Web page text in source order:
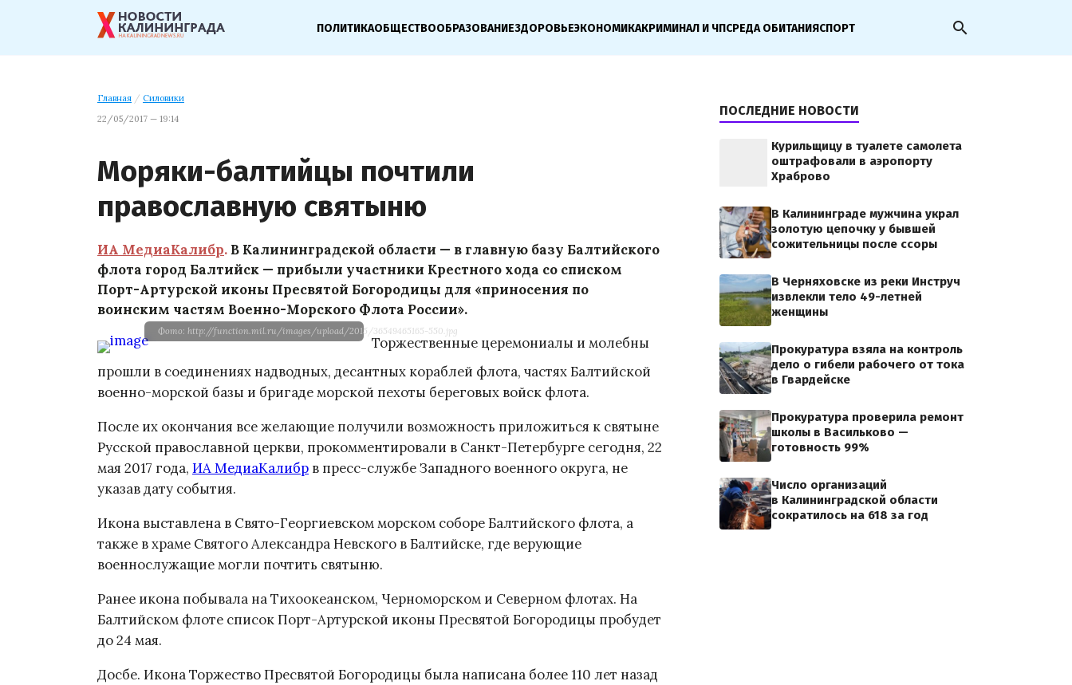
ПОЛИТИКАОБЩЕСТВООБРАЗОВАНИЕЗДОРОВЬЕЭКОНОМИКАКРИМИНАЛ И ЧПСРЕДА ОБИТАНИЯСПОРТ search
Главная / Силовики
22/05/2017 — 19:14
Моряки-балтийцы почтили
православную святыню
ИА МедиаКалибр. В Калининградской области — в главную базу Балтийского
флота город Балтийск — прибыли участники Крестного хода со списком
Порт-Артурской иконы Пресвятой Богородицы для «приносения по
воинским частям Военно-Морского Флота России».
Фото: http://function.mil.ru/images/upload/2015/36549465165-550.jpg
Торжественные церемониалы и молебны
прошли в соединениях надводных, десантных кораблей флота, частях Балтийской
военно-морской базы и бригаде морской пехоты береговых войск флота.
После их окончания все желающие получили возможность приложиться к святыне
Русской православной церкви, прокомментировали в Санкт-Петербурге сегодня, 22
мая 2017 года, ИА МедиаКалибр в пресс-службе Западного военного округа, не
указав дату события.
Икона выставлена в Свято-Георгиевском морском соборе Балтийского флота, а
также в храме Святого Александра Невского в Балтийске, где верующие
военнослужащие могли почтить святыню.
Ранее икона побывала на Тихоокеанском, Черноморском и Северном флотах. На
Балтийском флоте список Порт-Артурской иконы Пресвятой Богородицы пробудет
до 24 мая.
Досбе. Икона Торжество Пресвятой Богородицы была написана более 110 лет назад
ПОСЛЕДНИЕ НОВОСТИ
Курильщицу в туалете самолета
оштрафовали в аэропорту
Храброво
В Калининграде мужчина украл
золотую цепочку у бывшей
сожительницы после ссоры
В Черняховске из реки Инструч
извлекли тело 49-летней
женщины
Прокуратура взяла на контроль
дело о гибели рабочего от тока
в Гвардейске
Прокуратура проверила ремонт
школы в Васильково —
готовность 99%
Число организаций
в Калининградской области
сократилось на 618 за год